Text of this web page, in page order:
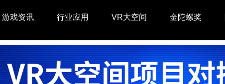
游戏资讯 行业应用 VR大空间 金陀螺奖